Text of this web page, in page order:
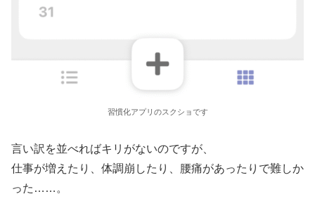
習慣化アプリのスクショです
言い訳を並べればキリがないのですが、
仕事が増えたり、体調崩したり、腰痛があったりで難しか
った……。